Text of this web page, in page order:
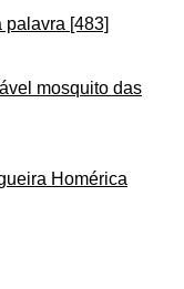
palavra [483]
mosquito das
Homérica